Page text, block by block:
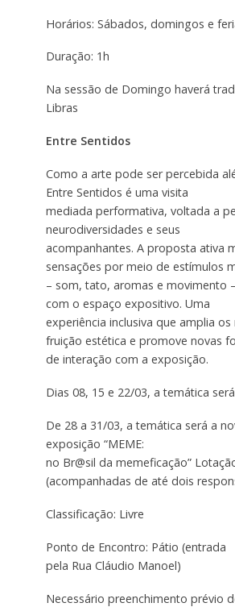
Horários: Sábados, domingos e
Duração: 1h
Na sessão de Domingo haverá
Libras
Entre Sentidos
Como a arte pode ser percebida
Entre Sentidos é uma visita
mediada performativa, voltada a
neurodiversidades e seus
acompanhantes. A proposta ativa
sensações por meio de estímulos
– som, tato, aromas e movimento
com o espaço expositivo. Uma
experiência inclusiva que amplia
fruição estética e promove novas
de interação com a exposição.
Dias 08, 15 e 22/03, a temática
De 28 a 31/03, a temática será a
exposição “MEME:
no Br@sil da memeficação”
(acompanhadas de até dois
Classificação: Livre
Ponto de Encontro: Pátio (entrada
pela Rua Cláudio Manoel)
Necessário preenchimento prévio